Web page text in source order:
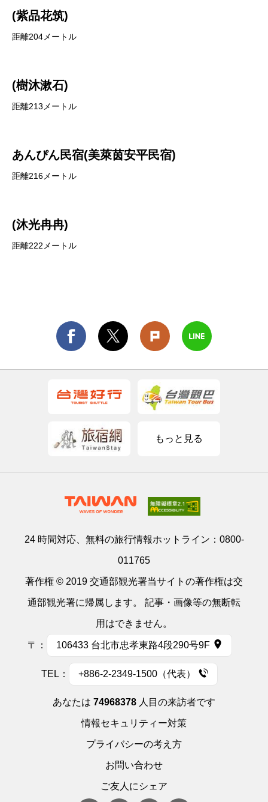
(紫品花筑)
距離204メートル
(樹沐漱石)
距離213メートル
あんぴん民宿(美萊茵安平民宿)
距離216メートル
(沐光冉冉)
距離222メートル
もっと見る
24 時間対応、無料の旅行情報ホットライン： 0800-
011765
著作権 © 2019 交通部観光署当サイトの著作権は交
通部観光署に帰属します。 記事・画像等の無断転
用はできません。
〒： 106433 台北市忠孝東路4段290号9F
TEL： +886-2-2349-1500（代表）
あなたは 74968378 人目の来訪者です
情報セキュリティー対策
プライバシーの考え方
お問い合わせ
ご友人にシェア